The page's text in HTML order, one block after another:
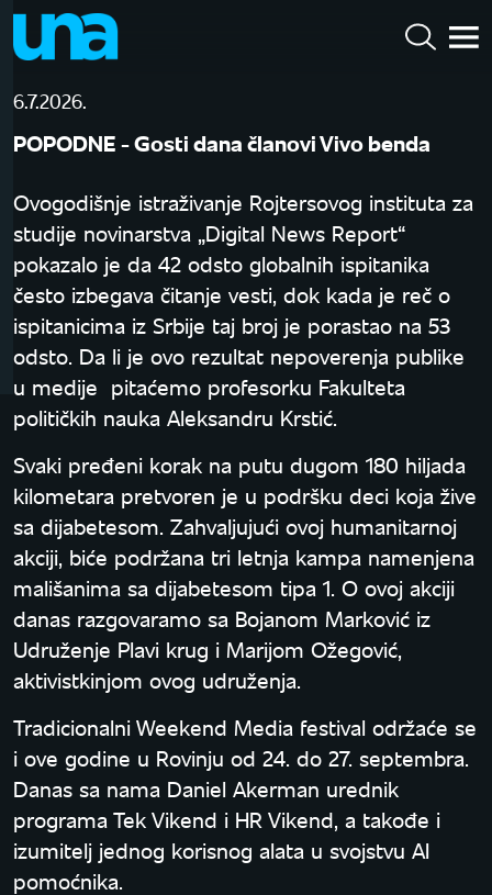
6.7.2026.
POPODNE - Gosti dana članovi Vivo benda
Ovogodišnje istraživanje Rojtersovog instituta za
studije novinarstva „Digital News Report“
pokazalo je da 42 odsto globalnih ispitanika
često izbegava čitanje vesti, dok kada je reč o
ispitanicima iz Srbije taj broj je porastao na 53
odsto. Da li je ovo rezultat nepoverenja publike
u medije pitaćemo profesorku Fakulteta
političkih nauka Aleksandru Krstić.
Svaki pređeni korak na putu dugom 180 hiljada
kilometara pretvoren je u podršku deci koja žive
sa dijabetesom. Zahvaljujući ovoj humanitarnoj
akciji, biće podržana tri letnja kampa namenjena
mališanima sa dijabetesom tipa 1. O ovoj akciji
danas razgovaramo sa Bojanom Marković iz
Udruženje Plavi krug i Marijom Ožegović,
aktivistkinjom ovog udruženja.
Tradicionalni Weekend Media festival održaće se
i ove godine u Rovinju od 24. do 27. septembra.
Danas sa nama Daniel Akerman urednik
programa Tek Vikend i HR Vikend, a takođe i
izumitelj jednog korisnog alata u svojstvu AI
pomoćnika.